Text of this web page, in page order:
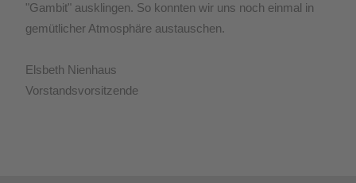
"Gambit" ausklingen. So konnten wir uns noch einmal in
gemütlicher Atmosphäre austauschen.
Elsbeth Nienhaus
Vorstandsvorsitzende